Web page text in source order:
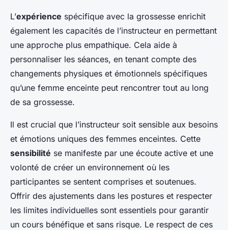
L’expérience spécifique avec la grossesse enrichit
également les capacités de l’instructeur en permettant
une approche plus empathique. Cela aide à
personnaliser les séances, en tenant compte des
changements physiques et émotionnels spécifiques
qu’une femme enceinte peut rencontrer tout au long
de sa grossesse.
Il est crucial que l’instructeur soit sensible aux besoins
et émotions uniques des femmes enceintes. Cette
sensibilité se manifeste par une écoute active et une
volonté de créer un environnement où les
participantes se sentent comprises et soutenues.
Offrir des ajustements dans les postures et respecter
les limites individuelles sont essentiels pour garantir
un cours bénéfique et sans risque. Le respect de ces